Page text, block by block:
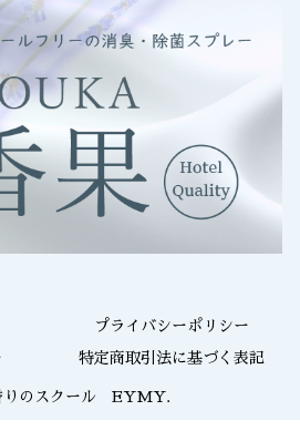
プライバシーポリシー
特定商取引法に基づく表記
りのスクール EYMY.